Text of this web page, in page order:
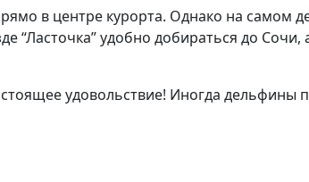
в центре курорта. Однако на самом
“Ласточка” удобно добираться до
удовольствие! Иногда дельфины